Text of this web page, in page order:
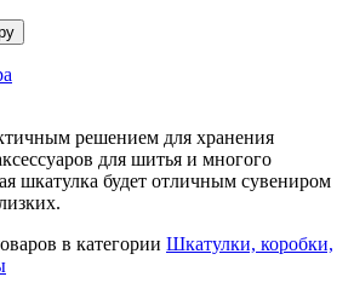
решением для хранения
для шитья и многого
шкатулка будет отличным сувениром
в категории Шкатулки, коробки,